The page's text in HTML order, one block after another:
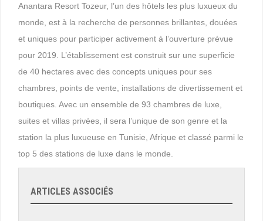
Anantara Resort Tozeur, l’un des hôtels les plus luxueux du
monde, est à la recherche de personnes brillantes, douées
et uniques pour participer activement à l’ouverture prévue
pour 2019. L’établissement est construit sur une superficie
de 40 hectares avec des concepts uniques pour ses
chambres, points de vente, installations de divertissement et
boutiques. Avec un ensemble de 93 chambres de luxe,
suites et villas privées, il sera l’unique de son genre et la
station la plus luxueuse en Tunisie, Afrique et classé parmi le
top 5 des stations de luxe dans le monde.
ARTICLES ASSOCIÉS